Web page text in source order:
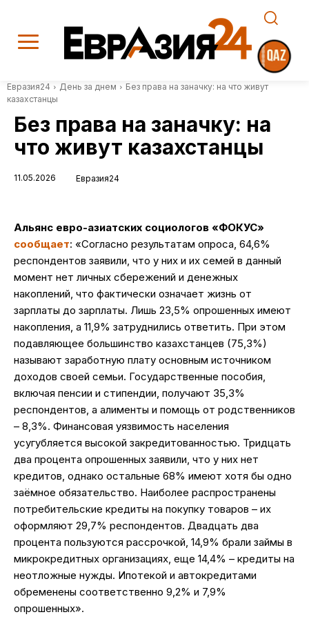
Евразия24 День за днем
Без права на заначку: на что живут
казахстанцы
Без права на заначку: на
что живут казахстанцы
11.05.2026 Евразия24
Альянс евро-азиатских социологов «ФОКУС»
сообщает: «Согласно результатам опроса, 64,6%
респондентов заявили, что у них и их семей в данный
момент нет личных сбережений и денежных
накоплений, что фактически означает жизнь от
зарплаты до зарплаты. Лишь 23,5% опрошенных имеют
накопления, а 11,9% затруднились ответить. При этом
подавляющее большинство казахстанцев (75,3%)
называют заработную плату основным источником
доходов своей семьи. Государственные пособия,
включая пенсии и стипендии, получают 35,3%
респондентов, а алименты и помощь от родственников
– 8,3%. Финансовая уязвимость населения
усугубляется высокой закредитованностью. Тридцать
два процента опрошенных заявили, что у них нет
кредитов, однако остальные 68% имеют хотя бы одно
заёмное обязательство. Наиболее распространены
потребительские кредиты на покупку товаров – их
оформляют 29,7% респондентов. Двадцать два
процента пользуются рассрочкой, 14,9% брали займы в
микрокредитных организациях, еще 14,4% – кредиты на
неотложные нужды. Ипотекой и автокредитами
обременены соответственно 9,2% и 7,9%
опрошенных».